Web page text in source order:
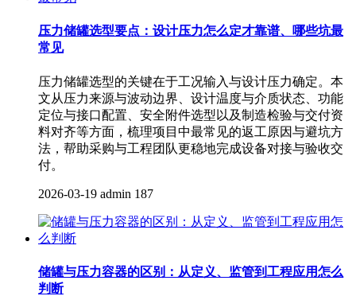
压力储罐选型要点：设计压力怎么定才靠谱、哪些坑最
常见
压力储罐选型的关键在于工况输入与设计压力确定。本
文从压力来源与波动边界、设计温度与介质状态、功能
定位与接口配置、安全附件选型以及制造检验与交付资
料对齐等方面，梳理项目中最常见的返工原因与避坑方
法，帮助采购与工程团队更稳地完成设备对接与验收交
付。
2026-03-19 admin 187
储罐与压力容器的区别：从定义、监管到工程应用怎么
判断